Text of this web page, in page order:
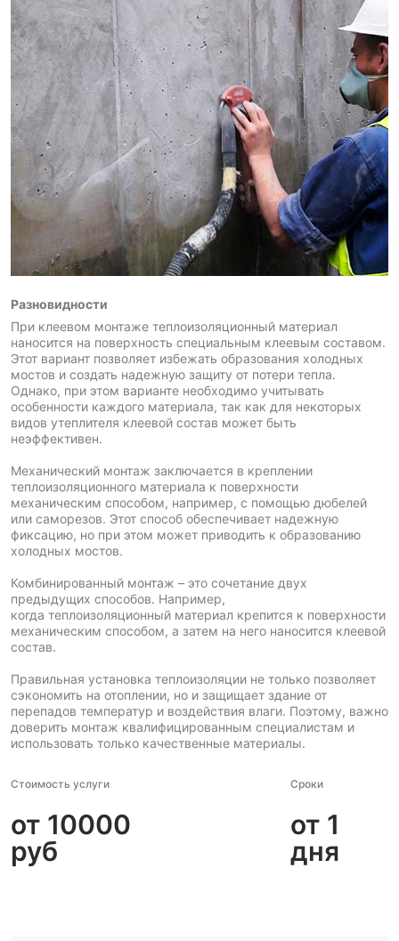
Разновидности
При клеевом монтаже теплоизоляционный материал
наносится на поверхность специальным клеевым составом.
Этот вариант позволяет избежать образования холодных
мостов и создать надежную защиту от потери тепла.
Однако, при этом варианте необходимо учитывать
особенности каждого материала, так как для некоторых
видов утеплителя клеевой состав может быть
неэффективен.
Механический монтаж заключается в креплении
теплоизоляционного материала к поверхности
механическим способом, например, с помощью дюбелей
или саморезов. Этот способ обеспечивает надежную
фиксацию, но при этом может приводить к образованию
холодных мостов.
Комбинированный монтаж – это сочетание двух
предыдущих способов. Например,
когда теплоизоляционный материал крепится к поверхности
механическим способом, а затем на него наносится клеевой
состав.
Правильная установка теплоизоляции не только позволяет
сэкономить на отоплении, но и защищает здание от
перепадов температур и воздействия влаги. Поэтому, важно
доверить монтаж квалифицированным специалистам и
использовать только качественные материалы.
Стоимость услуги
от 10000
руб
Сроки
от 1
дня